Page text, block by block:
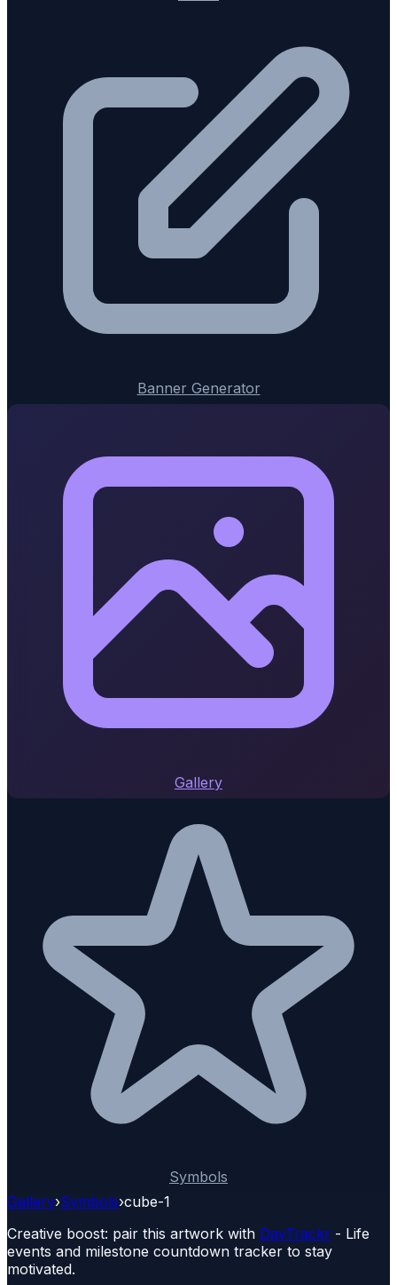
Banner Generator
Gallery
Symbols
Gallery›Symbols›cube-1
Creative boost: pair this artwork with DayTrackr - Life
events and milestone countdown tracker to stay
motivated.